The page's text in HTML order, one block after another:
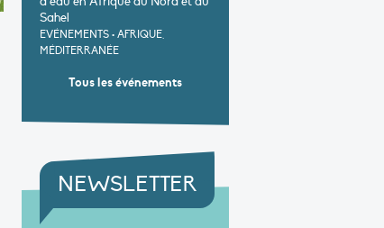
Sahel
EVÉNEMENTS • AFRIQUE,
MÉDITERRANÉE
Tous les événements
NEWSLETTER